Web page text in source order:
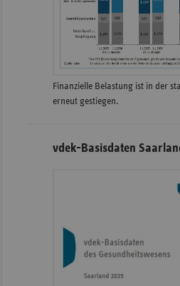
Finanzielle Belastung ist in der
erneut gestiegen.
vdek-Basisdaten